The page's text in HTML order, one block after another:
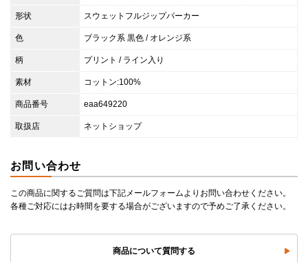
形状 スウェットフルジップパーカー
色 ブラック系 黒色 / オレンジ系
柄 プリント / ライン入り
素材 コットン:100%
商品番号 eaa649220
取扱店 ネットショップ
お問い合わせ
この商品に関するご質問は下記メールフォームよりお問い合わせください。
各種ご対応にはお時間を要する場合がございますので予めご了承ください。
商品について質問する